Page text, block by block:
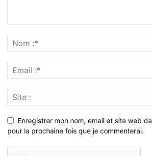
Enregistrer mon nom, email et site web
pour la prochaine fois que je commenterai.